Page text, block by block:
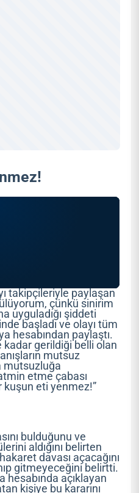
takipçileriyle paylaşan
çünkü sinirim
uyguladığı şiddeti
başladı ve olayı tüm
hesabından paylaştı.
kadar gerildiği belli olan
mutsuz
mutsuzluğa
etme çabası
kuşun eti yenmez!”
bulduğunu ve
aldığını belirten
davası açacağını
gitmeyeceğini belirtti.
hesabında açıklayan
kişiye bu kararını